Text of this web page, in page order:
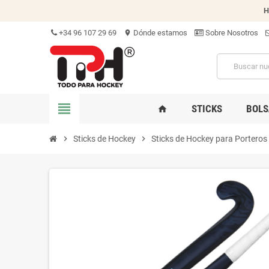
+34 96 107 29 69 location_on Dónde estamos Sobre Nosotros
view_headline home STICKS
chevron_right Sticks de Hockey chevron_right Sticks de Hockey para Porteros